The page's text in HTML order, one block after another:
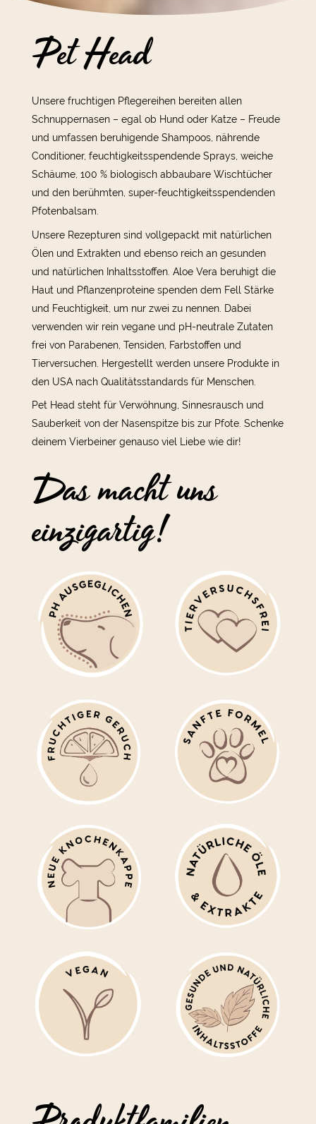
Pet Head
Unsere fruchtigen Pflegereihen bereiten allen
Schnuppernasen – egal ob Hund oder Katze – Freude
und umfassen beruhigende Shampoos, nährende
Conditioner, feuchtigkeitsspendende Sprays, weiche
Schäume, 100 % biologisch abbaubare Wischtücher
und den berühmten, super-feuchtigkeitsspendenden
Pfotenbalsam.
Unsere Rezepturen sind vollgepackt mit natürlichen
Ölen und Extrakten und ebenso reich an gesunden
und natürlichen Inhaltsstoffen. Aloe Vera beruhigt die
Haut und Pflanzenproteine spenden dem Fell Stärke
und Feuchtigkeit, um nur zwei zu nennen. Dabei
verwenden wir rein vegane und pH-neutrale Zutaten
frei von Parabenen, Tensiden, Farbstoffen und
Tierversuchen. Hergestellt werden unsere Produkte in
den USA nach Qualitätsstandards für Menschen.
Pet Head steht für Verwöhnung, Sinnesrausch und
Sauberkeit von der Nasenspitze bis zur Pfote. Schenke
deinem Vierbeiner genauso viel Liebe wie dir!
Das macht uns
einzigartig!